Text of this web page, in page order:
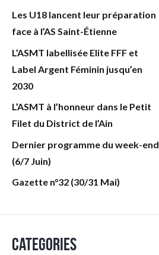
Les U18 lancent leur préparation
face à l’AS Saint-Étienne
L’ASMT labellisée Elite FFF et
Label Argent Féminin jusqu’en
2030
L’ASMT à l’honneur dans le Petit
Filet du District de l’Ain
Dernier programme du week-end
(6/7 Juin)
Gazette n°32 (30/31 Mai)
Categories